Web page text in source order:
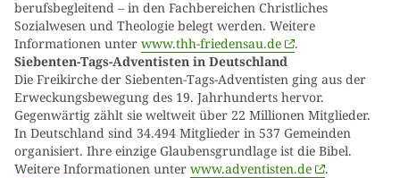
berufsbegleitend – in den Fachbereichen Christliches
Sozialwesen und Theologie belegt werden. Weitere
Informationen unter www.thh-friedensau.de
.
Siebenten-Tags-Adventisten in Deutschland
Die Freikirche der Siebenten-Tags-Adventisten ging aus der
Erweckungsbewegung des 19. Jahrhunderts hervor.
Gegenwärtig zählt sie weltweit über 22 Millionen Mitglieder.
In Deutschland sind 34.494 Mitglieder in 537 Gemeinden
organisiert. Ihre einzige Glaubensgrundlage ist die Bibel.
Weitere Informationen unter www.adventisten.de .